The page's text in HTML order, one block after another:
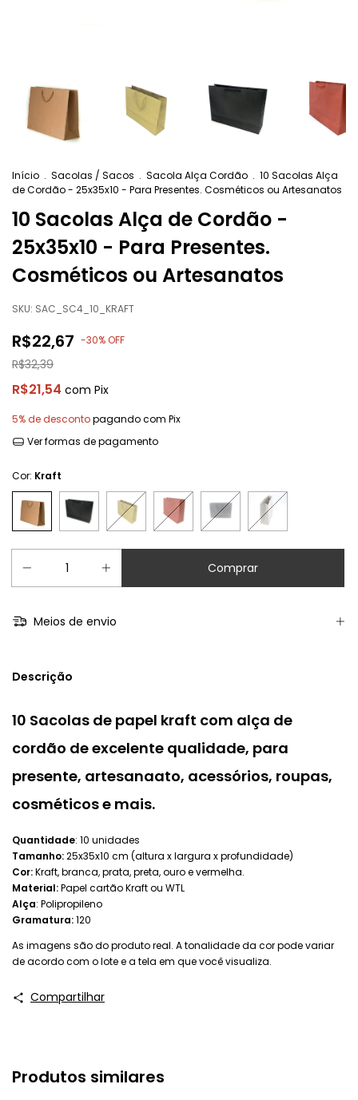
Início . Sacolas / Sacos . Sacola Alça Cordão . 10 Sacolas Alça
de Cordão - 25x35x10 - Para Presentes. Cosméticos ou Artesanatos
10 Sacolas Alça de Cordão -
25x35x10 - Para Presentes.
Cosméticos ou Artesanatos
SKU: SAC_SC4_10_KRAFT
R$22,67 -30% OFF
R$32,39
R$21,54 com Pix
5% de descontopagando com Pix
Ver formas de pagamento
Cor: Kraft
Meios de envio
Descrição
10 Sacolas de papel kraft com alça de
cordão de excelente qualidade, para
presente, artesanaato, acessórios, roupas,
cosméticos e mais.
Quantidade: 10 unidades
Tamanho:25x35x10 cm (altura x largura x profundidade)
Cor:Kraft, branca, prata, preta, ouro e vermelha.
Material:Papel cartão Kraft ou WTL
Alça: Polipropileno
Gramatura:120
As imagens são do produto real. A tonalidade da cor pode variar
de acordo com o lote e a tela em que você visualiza.
Compartilhar
Produtos similares